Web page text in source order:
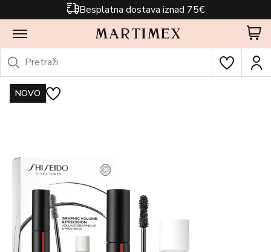
Besplatna dostava iznad 75€
NOVO